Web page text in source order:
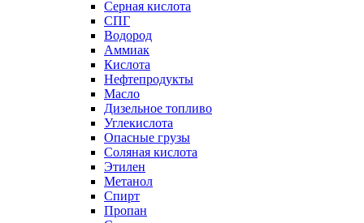
Серная кислота
СПГ
Водород
Аммиак
Кислота
Нефтепродукты
Масло
Дизельное топливо
Углекислота
Опасные грузы
Соляная кислота
Этилен
Метанол
Спирт
Пропан